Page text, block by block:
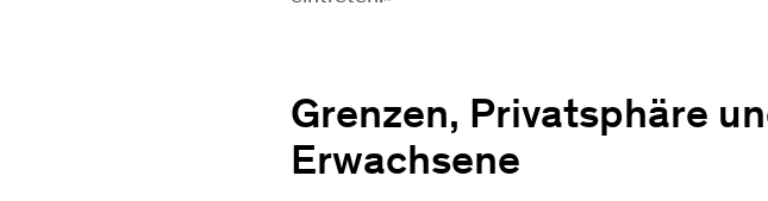
Grenzen, Privatsphäre
Erwachsene